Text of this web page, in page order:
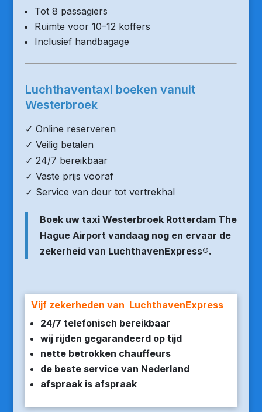
Tot 8 passagiers
Ruimte voor 10–12 koffers
Inclusief handbagage
Luchthaventaxi boeken vanuit
Westerbroek
✓ Online reserveren
✓ Veilig betalen
✓ 24/7 bereikbaar
✓ Vaste prijs vooraf
✓ Service van deur tot vertrekhal
Boek uw taxi Westerbroek Rotterdam The
Hague Airport vandaag nog en ervaar de
zekerheid van LuchthavenExpress®.
Vijf zekerheden van LuchthavenExpress
24/7 telefonisch bereikbaar
wij rijden gegarandeerd op tijd
nette betrokken chauffeurs
de beste service van Nederland
afspraak is afspraak